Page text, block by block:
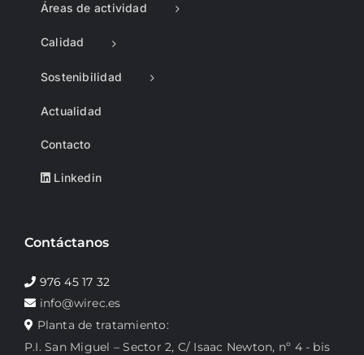
Áreas de actividad
Calidad
Sostenibilidad
Actualidad
Contacto
Linkedin
Contáctanos
976 45 17 32
info@wirec.es
Planta de tratamiento:
P.I. San Miguel – Sector 2, C/ Isaac Newton, nº 4 - bis